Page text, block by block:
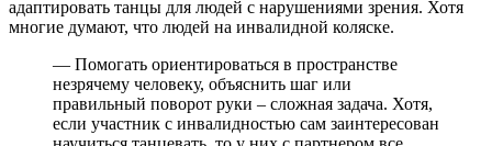
адаптировать танцы для людей с нарушениями зрения. Хотя
многие думают, что людей на инвалидной коляске.
— Помогать ориентироваться в пространстве
незрячему человеку, объяснить шаг или
правильный поворот руки – сложная задача. Хотя,
если участник с инвалидностью сам заинтересован